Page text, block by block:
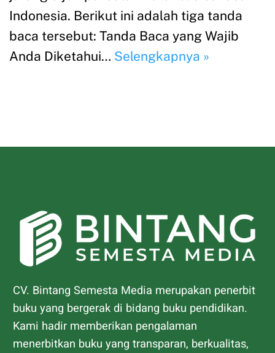
Indonesia. Berikut ini adalah tiga tanda
baca tersebut: Tanda Baca yang Wajib
Anda Diketahui… Selengkapnya »
CV. Bintang Semesta Media merupakan penerbit
buku yang bergerak di bidang buku pendidikan.
Kami hadir memberikan pengalaman
menerbitkan buku yang transparan, berkualitas,